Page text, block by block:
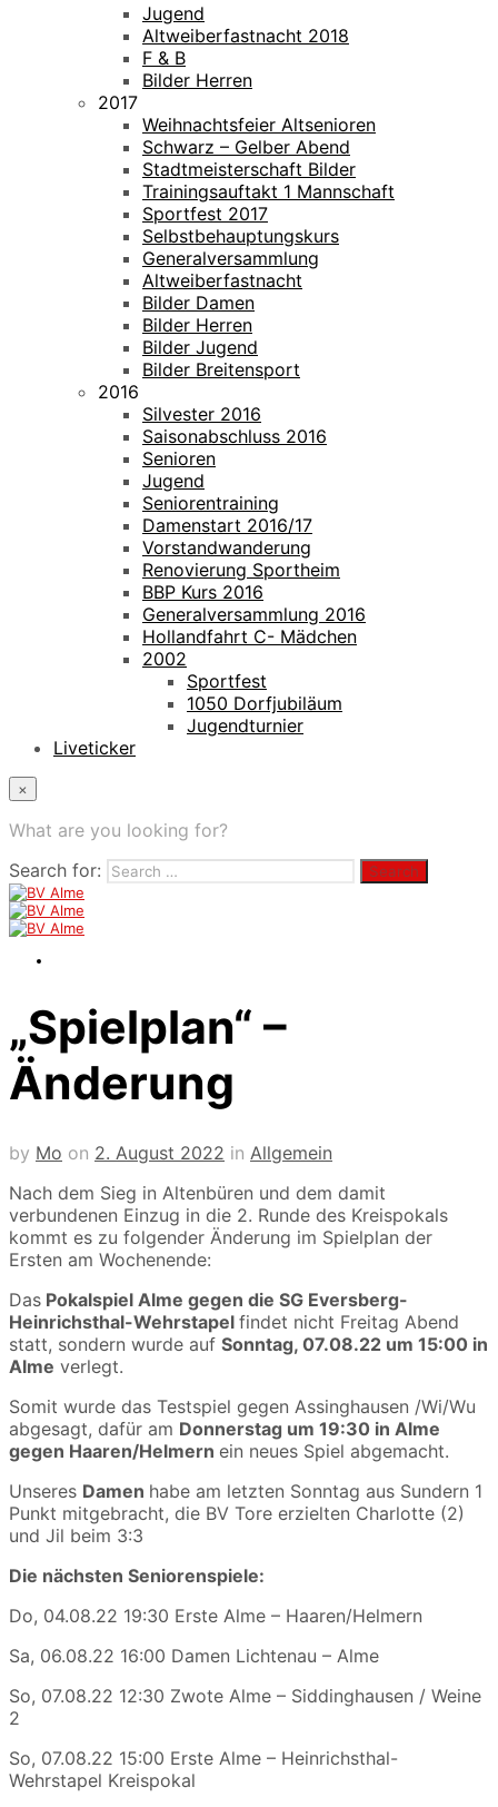
Jugend
Altweiberfastnacht 2018
F & B
Bilder Herren
2017
Weihnachtsfeier Altsenioren
Schwarz – Gelber Abend
Stadtmeisterschaft Bilder
Trainingsauftakt 1 Mannschaft
Sportfest 2017
Selbstbehauptungskurs
Generalversammlung
Altweiberfastnacht
Bilder Damen
Bilder Herren
Bilder Jugend
Bilder Breitensport
2016
Silvester 2016
Saisonabschluss 2016
Senioren
Jugend
Seniorentraining
Damenstart 2016/17
Vorstandwanderung
Renovierung Sportheim
BBP Kurs 2016
Generalversammlung 2016
Hollandfahrt C- Mädchen
2002
Sportfest
1050 Dorfjubiläum
Jugendturnier
Liveticker
×
What are you looking for?
Search for:
„Spielplan“ –
Änderung
by Mo on 2. August 2022 in Allgemein
Nach dem Sieg in Altenbüren und dem damit
verbundenen Einzug in die 2. Runde des Kreispokals
kommt es zu folgender Änderung im Spielplan der
Ersten am Wochenende:
Das Pokalspiel Alme gegen die SG Eversberg-
Heinrichsthal-Wehrstapel findet nicht Freitag Abend
statt, sondern wurde auf Sonntag, 07.08.22 um 15:00 in
Alme verlegt.
Somit wurde das Testspiel gegen Assinghausen /Wi/Wu
abgesagt, dafür am Donnerstag um 19:30 in Alme
gegen Haaren/Helmern ein neues Spiel abgemacht.
Unseres Damen habe am letzten Sonntag aus Sundern 1
Punkt mitgebracht, die BV Tore erzielten Charlotte (2)
und Jil beim 3:3
Die nächsten Seniorenspiele:
Do, 04.08.22 19:30 Erste Alme – Haaren/Helmern
Sa, 06.08.22 16:00 Damen Lichtenau – Alme
So, 07.08.22 12:30 Zwote Alme – Siddinghausen / Weine
2
So, 07.08.22 15:00 Erste Alme – Heinrichsthal-
Wehrstapel Kreispokal